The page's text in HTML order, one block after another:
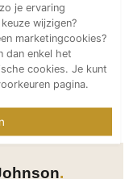
je ervaring
wijzigen?
marketingcookies?
dan enkel het
cookies. Je kunt
pagina.